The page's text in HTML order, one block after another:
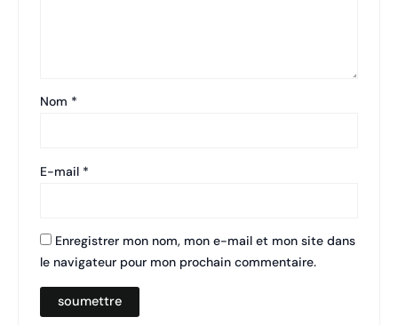
Nom *
E-mail *
Enregistrer mon nom, mon e-mail et mon site dans
le navigateur pour mon prochain commentaire.